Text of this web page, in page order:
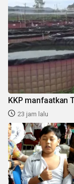
KKP manfaatkan
23 jam lalu